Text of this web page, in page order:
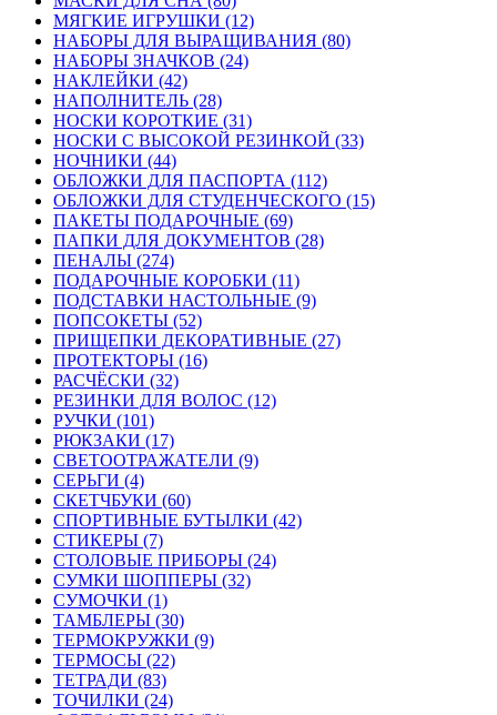
МЯГКИЕ ИГРУШКИ (12)
НАБОРЫ ДЛЯ ВЫРАЩИВАНИЯ (80)
НАБОРЫ ЗНАЧКОВ (24)
НАКЛЕЙКИ (42)
НАПОЛНИТЕЛЬ (28)
НОСКИ КОРОТКИЕ (31)
НОСКИ С ВЫСОКОЙ РЕЗИНКОЙ (33)
НОЧНИКИ (44)
ОБЛОЖКИ ДЛЯ ПАСПОРТА (112)
ОБЛОЖКИ ДЛЯ СТУДЕНЧЕСКОГО (15)
ПАКЕТЫ ПОДАРОЧНЫЕ (69)
ПАПКИ ДЛЯ ДОКУМЕНТОВ (28)
ПЕНАЛЫ (274)
ПОДАРОЧНЫЕ КОРОБКИ (11)
ПОДСТАВКИ НАСТОЛЬНЫЕ (9)
ПОПСОКЕТЫ (52)
ПРИЩЕПКИ ДЕКОРАТИВНЫЕ (27)
ПРОТЕКТОРЫ (16)
РАСЧЁСКИ (32)
РЕЗИНКИ ДЛЯ ВОЛОС (12)
РУЧКИ (101)
РЮКЗАКИ (17)
СВЕТООТРАЖАТЕЛИ (9)
СЕРЬГИ (4)
СКЕТЧБУКИ (60)
СПОРТИВНЫЕ БУТЫЛКИ (42)
СТИКЕРЫ (7)
СТОЛОВЫЕ ПРИБОРЫ (24)
СУМКИ ШОППЕРЫ (32)
СУМОЧКИ (1)
ТАМБЛЕРЫ (30)
ТЕРМОКРУЖКИ (9)
ТЕРМОСЫ (22)
ТЕТРАДИ (83)
ТОЧИЛКИ (24)